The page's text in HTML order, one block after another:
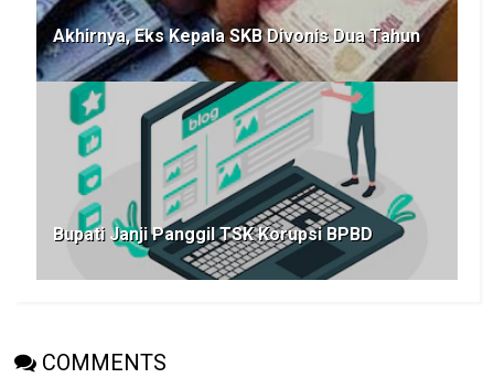
Akhirnya, Eks Kepala SKB Divonis Dua Tahun
Bupati Janji Panggil TSK Korupsi BPBD
COMMENTS